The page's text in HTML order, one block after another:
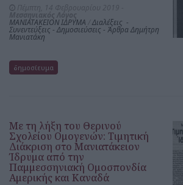
ΜΑΝΙΑΤΑΚΕΙΟΝ ΙΔΡΥΜΑ Διαλέξεις -
Συνεντεύξεις - Δημοσιεύσεις - Άρθρα Δημήτρη
Μανιατάκη
δημοσίευμα
Με τη λήξη του Θερινού
Σχολείου Ομογενών: Τιμητική
Διάκριση στο Μανιατάκειον
Ίδρυμα από την
Παμμεσσηνιακή Ομοσπονδία
Αμερικής και Καναδά